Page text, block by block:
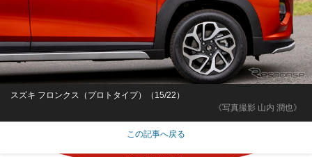
《写真撮影 山内 潤也》
スズキ フロンクス（プロトタイプ）（15/22）
この記事へ戻る